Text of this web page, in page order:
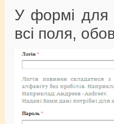
У формі для
всі поля,